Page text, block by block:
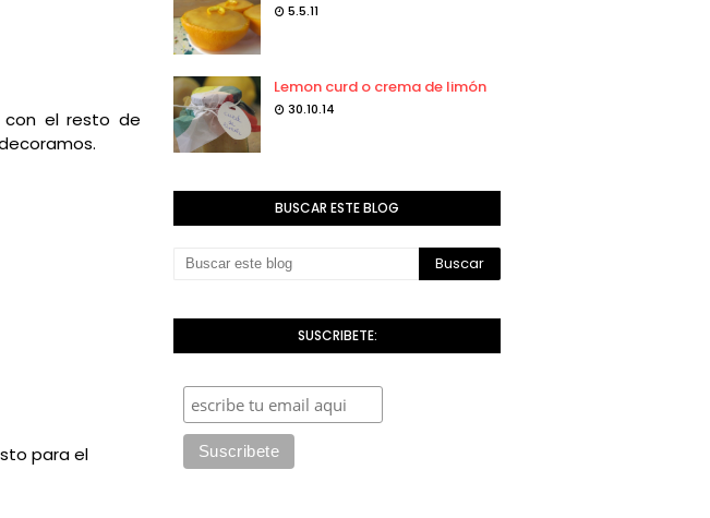
con el resto de
para el
5.5.11
Lemon curd o crema de limón
30.10.14
BUSCAR ESTE BLOG
SUSCRIBETE: